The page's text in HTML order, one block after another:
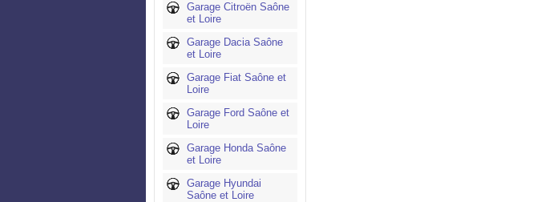
Garage Citroën Saône
et Loire
Garage Dacia Saône
et Loire
Garage Fiat Saône et
Loire
Garage Ford Saône et
Loire
Garage Honda Saône
et Loire
Garage Hyundai
Saône et Loire